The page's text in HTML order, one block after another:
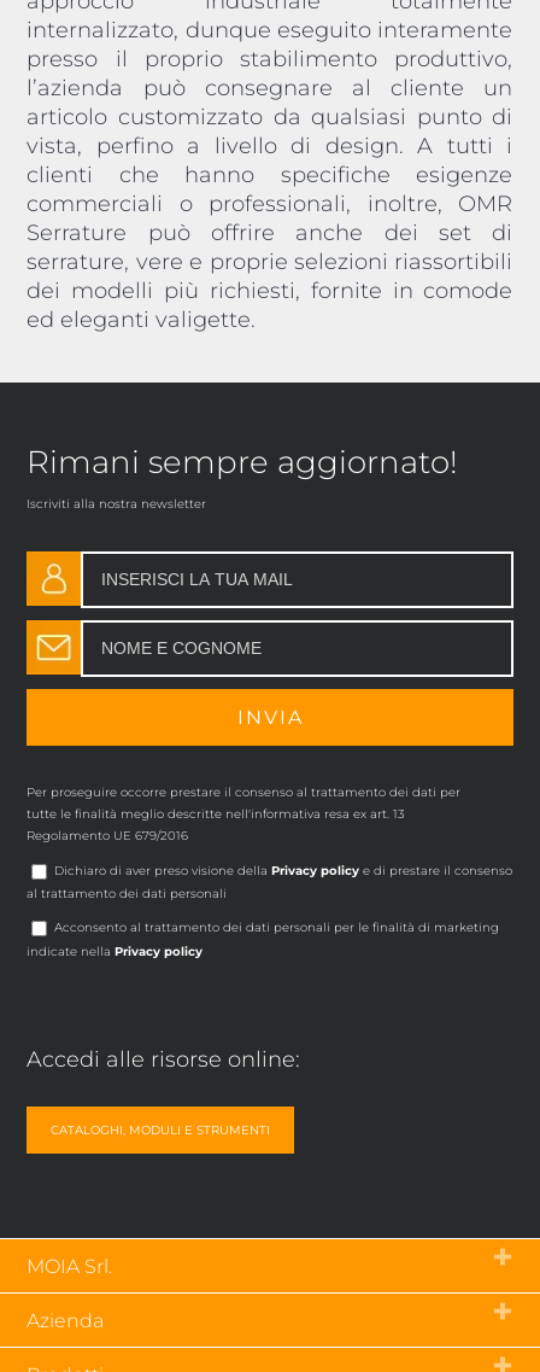
internalizzato, dunque eseguito interamente
presso il proprio stabilimento produttivo,
l’azienda può consegnare al cliente un
articolo customizzato da qualsiasi punto di
vista, perfino a livello di design. A tutti i
clienti che hanno specifiche esigenze
commerciali o professionali, inoltre, OMR
Serrature può offrire anche dei set di
serrature, vere e proprie selezioni riassortibili
dei modelli più richiesti, fornite in comode
ed eleganti valigette.
Rimani sempre aggiornato!
Iscriviti alla nostra newsletter
Per proseguire occorre prestare il consenso al trattamento dei dati per
tutte le finalità meglio descritte nell'informativa resa ex art. 13
Regolamento UE 679/2016
Dichiaro di aver preso visione dellaPrivacy policy e di prestare il consenso
al trattamento dei dati personali
Acconsento al trattamento dei dati personali per le finalità di marketing
indicate nellaPrivacy policy
Accedi alle risorse online:
CATALOGHI, MODULI E STRUMENTI
MOIA Srl.
Via Tetti dell’Oleo, 55 – 10071
Borgaro Torinese (To) – Italia
tel.
+39 011 470 23 79
Azienda